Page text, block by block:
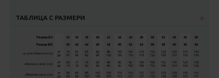
ТАБЛИЦА С РАЗМЕРИ